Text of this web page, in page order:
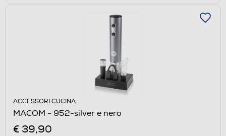
ACCESSORI CUCINA
MACOM - 952-silver e nero
€ 39,90